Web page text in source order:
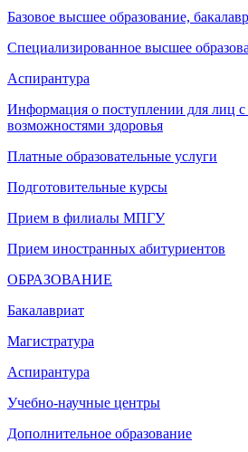
Базовое высшее образование,
Специализированное высшее
Аспирантура
Информация о поступлении для лиц
возможностями здоровья
Платные образовательные услуги
Подготовительные курсы
Прием в филиалы МПГУ
Прием иностранных абитуриентов
ОБРАЗОВАНИЕ
Бакалавриат
Магистратура
Аспирантура
Учебно-научные центры
Дополнительное образование